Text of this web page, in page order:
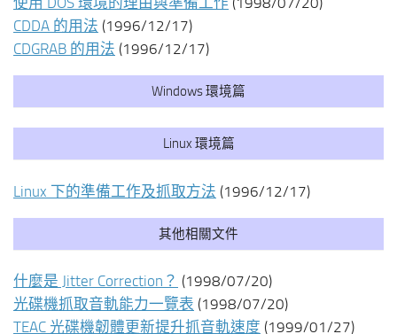
CDDA 的用法 (1996/12/17)
CDGRAB 的用法 (1996/12/17)
Windows 環境篇
Linux 環境篇
Linux 下的準備工作及抓取方法 (1996/12/17)
其他相關文件
什麼是 Jitter Correction？ (1998/07/20)
光碟機抓取音軌能力一覽表 (1998/07/20)
TEAC 光碟機韌體更新提升抓音軌速度 (1999/01/27)